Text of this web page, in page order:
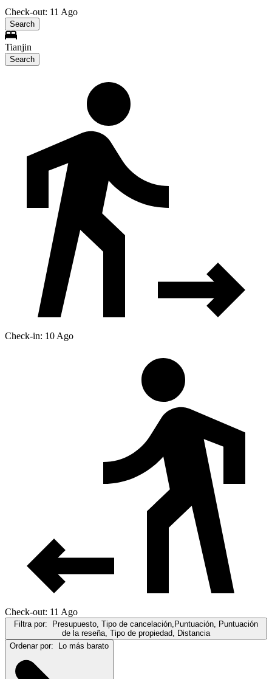
Check-out: 11 Ago
Search
Tianjin
Search
Check-in: 10 Ago
Check-out: 11 Ago
Filtra por:
Presupuesto, Tipo de cancelación,Puntuación, Puntuación
de la reseña, Tipo de propiedad, Distancia
Ordenar por:
Lo más barato